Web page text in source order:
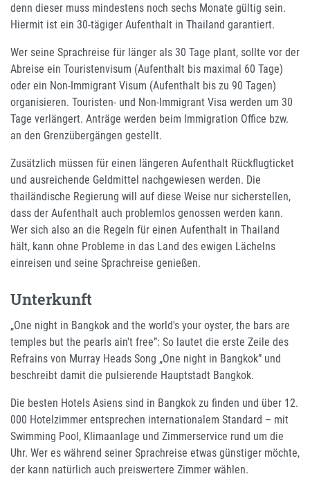
denn dieser muss mindestens noch sechs Monate gültig sein.
Hiermit ist ein 30-tägiger Aufenthalt in Thailand garantiert.
Wer seine Sprachreise für länger als 30 Tage plant, sollte vor der
Abreise ein Touristenvisum (Aufenthalt bis maximal 60 Tage)
oder ein Non-Immigrant Visum (Aufenthalt bis zu 90 Tagen)
organisieren. Touristen- und Non-Immigrant Visa werden um 30
Tage verlängert. Anträge werden beim Immigration Office bzw.
an den Grenzübergängen gestellt.
Zusätzlich müssen für einen längeren Aufenthalt Rückflugticket
und ausreichende Geldmittel nachgewiesen werden. Die
thailändische Regierung will auf diese Weise nur sicherstellen,
dass der Aufenthalt auch problemlos genossen werden kann.
Wer sich also an die Regeln für einen Aufenthalt in Thailand
hält, kann ohne Probleme in das Land des ewigen Lächelns
einreisen und seine Sprachreise genießen.
Unterkunft
„One night in Bangkok and the world's your oyster, the bars are
temples but the pearls ain't free”: So lautet die erste Zeile des
Refrains von Murray Heads Song „One night in Bangkok” und
beschreibt damit die pulsierende Hauptstadt Bangkok.
Die besten Hotels Asiens sind in Bangkok zu finden und über 12.
000 Hotelzimmer entsprechen internationalem Standard – mit
Swimming Pool, Klimaanlage und Zimmerservice rund um die
Uhr. Wer es während seiner Sprachreise etwas günstiger möchte,
der kann natürlich auch preiswertere Zimmer wählen.